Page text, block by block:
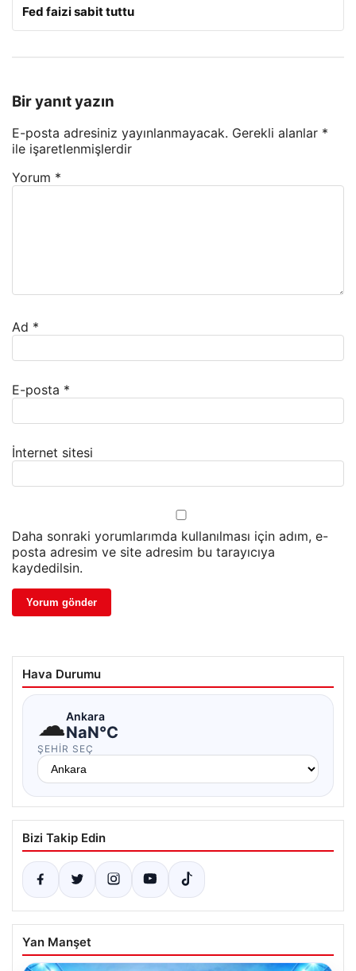
Fed faizi sabit tuttu
Bir yanıt yazın
E-posta adresiniz yayınlanmayacak. Gerekli alanlar *
ile işaretlenmişlerdir
Yorum *
Ad *
E-posta *
İnternet sitesi
Daha sonraki yorumlarımda kullanılması için adım, e-
posta adresim ve site adresim bu tarayıcıya
kaydedilsin.
Hava Durumu
☁Ankara
NaN°C
ŞEHIR SEÇ
Bizi Takip Edin
Yan Manşet